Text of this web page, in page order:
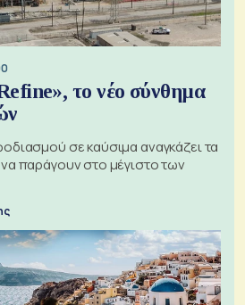
το νέο σύνθημα
σε καύσιμα αναγκάζει τα
παράγουν στο μέγιστο των